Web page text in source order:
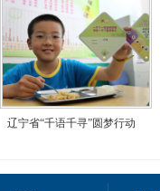
辽宁省“千语千寻”圆梦行动